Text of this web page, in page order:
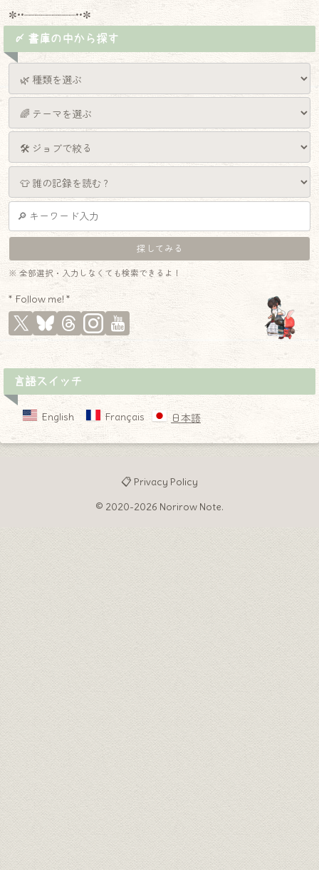
✼••┈┈┈┈┈┈┈┈┈••✼
〆 書庫の中から探す
※ 全部選択・入力しなくても検索できるよ！
* Follow me! *
言語スイッチ
English Français 日本語
📋 Privacy Policy
© 2020-2026 Norirow Note.